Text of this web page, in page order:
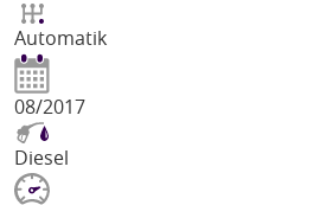
Automatik
08/2017
Diesel